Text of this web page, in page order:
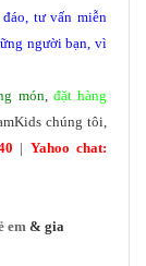
tư vấn miễn
người bạn, vì
món đặt hàng
chúng tôi,
| Yahoo chat:
em & gia